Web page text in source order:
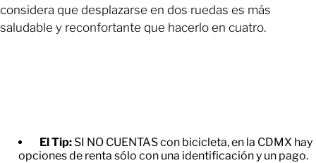
considera que desplazarse en dos ruedas es más
saludable y reconfortante que hacerlo en cuatro.
El Tip: SI NO CUENTAS con bicicleta, en la CDMX hay
opciones de renta sólo con una identificación y un pago.